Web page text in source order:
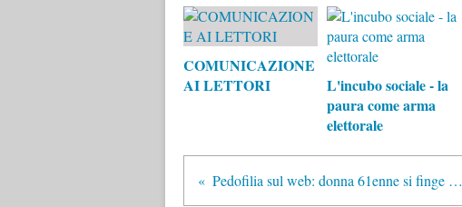
COMUNICAZIONE
AI LETTORI
L'incubo sociale - la
paura come arma
elettorale
Pedofilia sul web: donna 61enne si finge una ragazzina ed incastra il marito.